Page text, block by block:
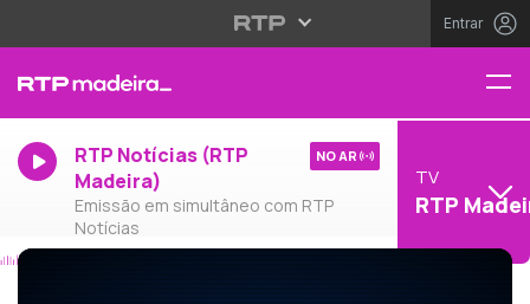
Entrar
RTP Notícias (RTP
Madeira)
Emissão em simultâneo com RTP
Notícias
NO AR
TV
RTP